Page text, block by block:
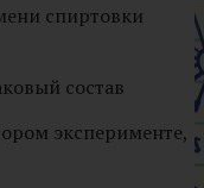
спиртовки
состав
эксперименте,